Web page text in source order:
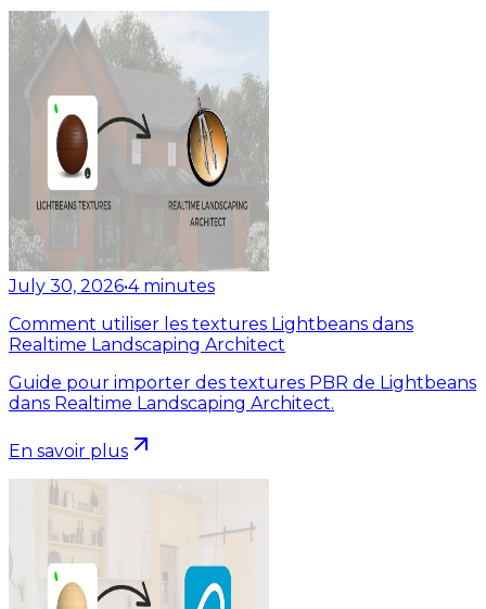
July 30, 2026•4 minutes
Comment utiliser les textures Lightbeans dans
Realtime Landscaping Architect
Guide pour importer des textures PBR de Lightbeans
dans Realtime Landscaping Architect.
En savoir plus